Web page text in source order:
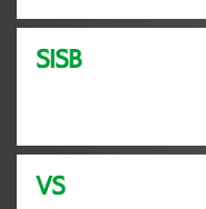
SISB
VS